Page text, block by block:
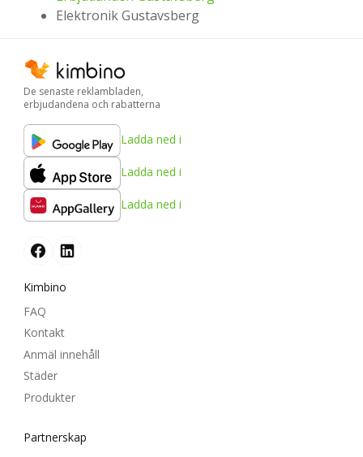
Elektronik Gustavsberg
De senaste reklambladen,
erbjudandena och rabatterna
Ladda ned i
Ladda ned i
Ladda ned i
Kimbino
FAQ
Kontakt
Anmäl innehåll
Städer
Produkter
Partnerskap